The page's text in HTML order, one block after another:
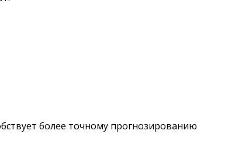
более точному прогнозированию